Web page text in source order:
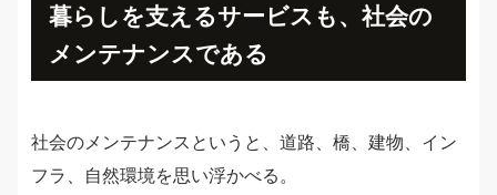
暮らしを支えるサービスも、社会の
メンテナンスである
社会のメンテナンスというと、道路、橋、建物、イン
フラ、自然環境を思い浮かべる。